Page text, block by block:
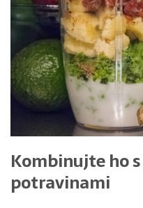
Kombinujte ho
potravinami